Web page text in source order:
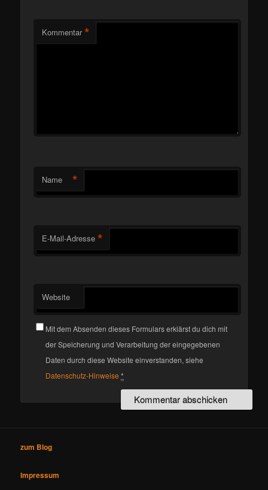
Kommentar *
Name *
E-Mail-Adresse *
Website
Mit dem Absenden dieses Formulars erklärst du dich mit
der Speicherung und Verarbeitung der eingegebenen
Daten durch diese Website einverstanden, siehe
Datenschutz-Hinweise *
zum Blog
Impressum